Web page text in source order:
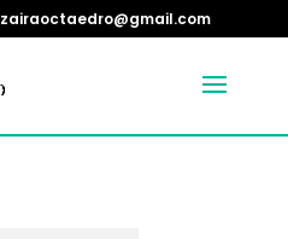
zairaoctaedro@gmail.com